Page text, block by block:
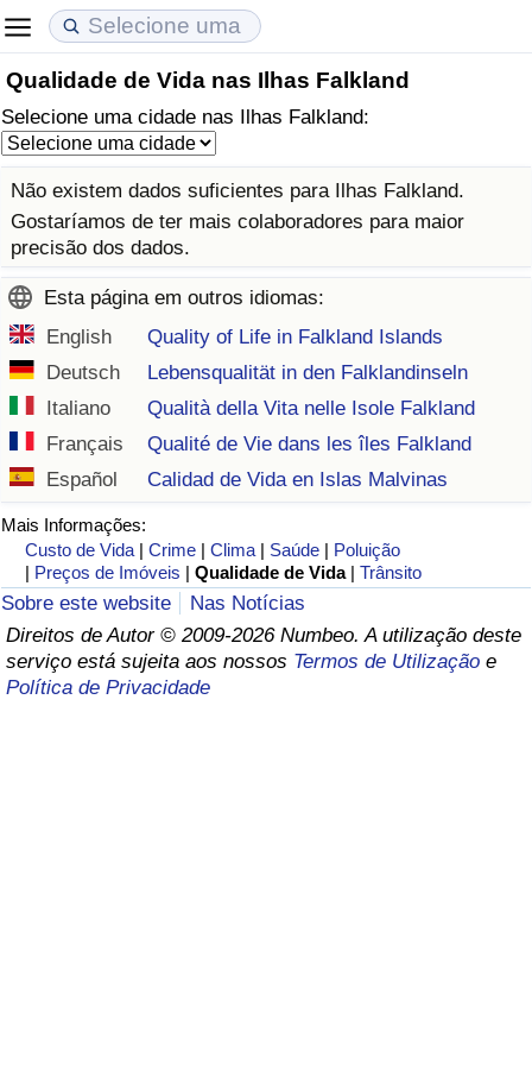
Qualidade de Vida nas Ilhas Falkland
Selecione uma cidade nas Ilhas Falkland:
Não existem dados suficientes para Ilhas Falkland.
Gostaríamos de ter mais colaboradores para maior
precisão dos dados.
Esta página em outros idiomas:
English
Quality of Life in Falkland Islands
Deutsch
Lebensqualität in den Falklandinseln
Italiano
Qualità della Vita nelle Isole Falkland
Français
Qualité de Vie dans les îles Falkland
Español
Calidad de Vida en Islas Malvinas
Mais Informações:
Custo de Vida |Crime |Clima | Saúde | Poluição
| Preços de Imóveis |Qualidade de Vida |Trânsito
Sobre este website
Nas Notícias
Direitos de Autor © 2009-2026 Numbeo. A utilização deste
serviço está sujeita aos nossos Termos de Utilização e
Política de Privacidade
Custo de Vida
Indicador de Custo de Vida (Atual)
Indicador de Custo de Vida
Indicador de Custo de Vida Por País
em Aqaba
Preços de Imóveis
Indicador de Preços de Imóveis (Atual)
Indicador de Preços de Imóveis
Indicador de Preços de Imóveis por País
Qualidade de Vida
Indicador de Qualidade de Vida
Indicador de Qualidade de Vida (Atual)
Índice de qualidade de vida por país
Crime
Taxa do Indicador de Crime (Atual)
Indicador de Crime
Índice de criminalidade por país
Saúde
Indicador de Saúde (Atual)
Indicador de Saúde